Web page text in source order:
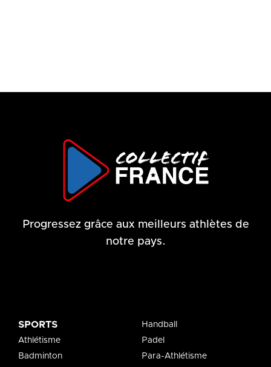
Progressez grâce aux meilleurs athlètes de
notre pays.
SPORTS
Athlétisme
Badminton
Handball
Padel
Para-Athlétisme